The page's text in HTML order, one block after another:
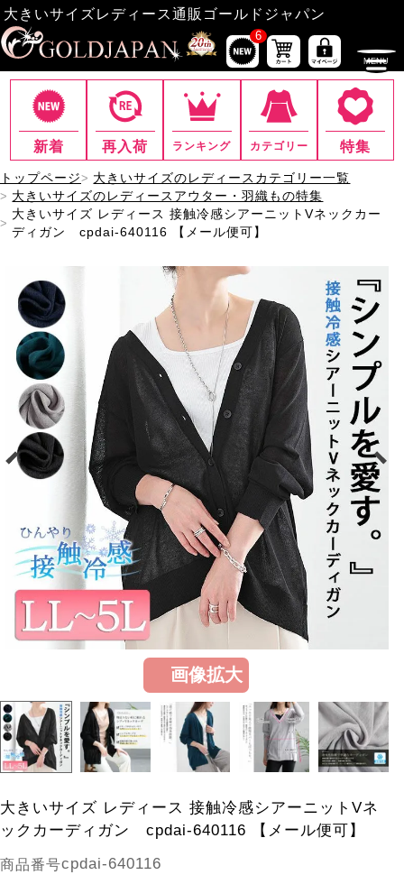
大きいサイズレディース通販ゴールドジャパン
6
新着 再入荷 ランキング カテゴリー 特集
トップページ
大きいサイズのレディースカテゴリー一覧
大きいサイズのレディースアウター・羽織もの特集
大きいサイズ レディース 接触冷感シアーニットVネックカー
ディガン cpdai-640116 【メール便可】
大きいサイズ レディース 接触冷感シアーニットVネ
ックカーディガン cpdai-640116 【メール便可】
商品番号cpdai-640116
画像拡大